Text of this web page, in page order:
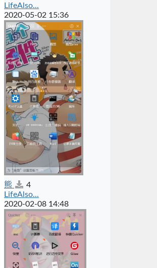
LifeAlso...
2020-05-02 15:36
熊
4
LifeAlso...
2020-02-08 14:48